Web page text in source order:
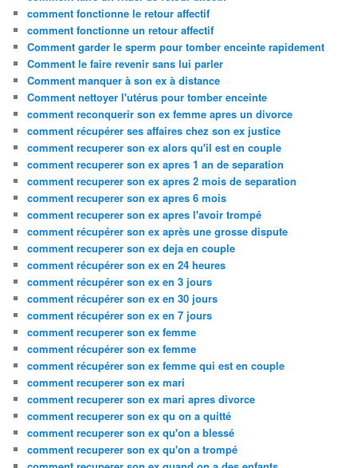
comment fonctionne le retour affectif
comment fonctionne un retour affectif
Comment garder le sperm pour tomber enceinte rapidement
Comment le faire revenir sans lui parler
Comment manquer à son ex à distance
Comment nettoyer l'utérus pour tomber enceinte
comment reconquerir son ex femme apres un divorce
comment récupérer ses affaires chez son ex justice
comment recuperer son ex alors qu'il est en couple
comment recuperer son ex apres 1 an de separation
comment recuperer son ex apres 2 mois de separation
comment recuperer son ex apres 6 mois
comment recuperer son ex apres l'avoir trompé
comment récupérer son ex après une grosse dispute
comment recuperer son ex deja en couple
comment récupérer son ex en 24 heures
comment récupérer son ex en 3 jours
comment récupérer son ex en 30 jours
comment récupérer son ex en 7 jours
comment recuperer son ex femme
comment récupérer son ex femme
comment récupérer son ex femme qui est en couple
comment recuperer son ex mari
comment recuperer son ex mari apres divorce
comment recuperer son ex qu on a quitté
comment recuperer son ex qu'on a blessé
comment recuperer son ex qu'on a trompé